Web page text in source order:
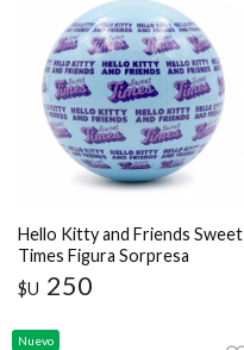
Hello Kitty and Friends Sweet
Times Figura Sorpresa
Coleccionable Blind Capsule
$U 250
Nuevo